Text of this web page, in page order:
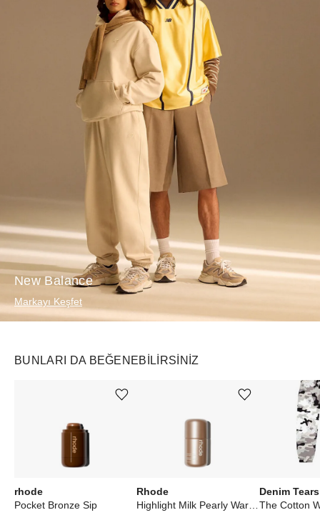
New Balance
Markayı Keşfet
BUNLARI DA BEĞENEBILIRSINIZ
rhode
Pocket Bronze Sip
Ürünü istek listesine ekle veya listeden çıkar
Rhode
Highlight Milk Pearly Warm Bronze
Ürünü istek listesine ekle veya listeden çıkar
Denim Tears